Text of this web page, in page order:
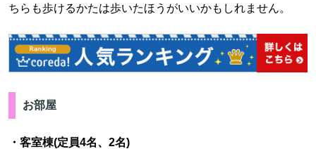
ちらも歩けるかたは歩いたほうがいいかもしれません。
お部屋
・客室棟(定員4名、2名)